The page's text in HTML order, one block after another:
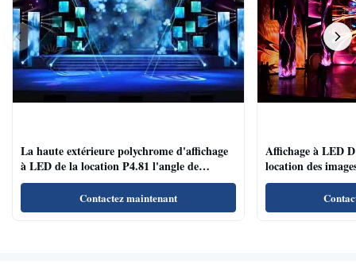
La haute extérieure polychrome d'affichage
à LED de la location P4.81 l'angle de
visualisation large de vitesse de régénération
Contactez maintenant
Affichage à LED
location des
conférences/salles